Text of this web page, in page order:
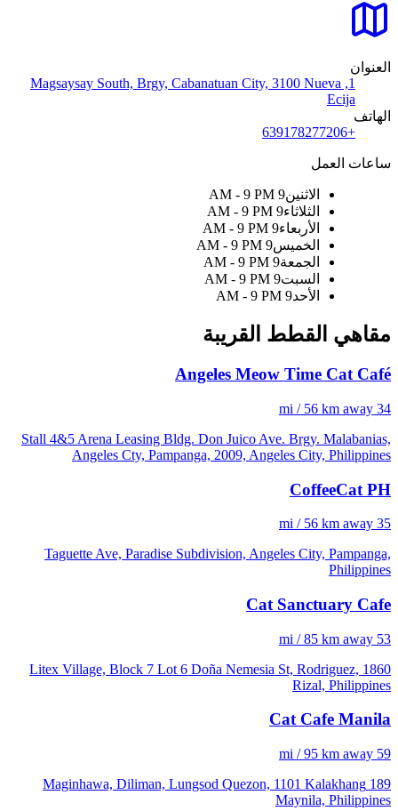
العنوان
1, Magsaysay South, Brgy, Cabanatuan City, 3100 Nueva
Ecija
الهاتف
+639178277206
ساعات العمل
الاثنين9 AM - 9 PM
الثلاثاء9 AM - 9 PM
الأربعاء9 AM - 9 PM
الخميس9 AM - 9 PM
الجمعة9 AM - 9 PM
السبت9 AM - 9 PM
الأحد9 AM - 9 PM
مقاهي القطط القريبة
Angeles Meow Time Cat Café
34 mi / 56 km away
Stall 4&5 Arena Leasing Bldg. Don Juico Ave. Brgy. Malabanias,
Angeles Cty, Pampanga, 2009, Angeles City, Philippines
CoffeeCat PH
35 mi / 56 km away
Taguette Ave, Paradise Subdivision, Angeles City, Pampanga,
Philippines
Cat Sanctuary Cafe
53 mi / 85 km away
Litex Village, Block 7 Lot 6 Doña Nemesia St, Rodriguez, 1860
Rizal, Philippines
Cat Cafe Manila
59 mi / 95 km away
189 Maginhawa, Diliman, Lungsod Quezon, 1101 Kalakhang
Maynila, Philippines